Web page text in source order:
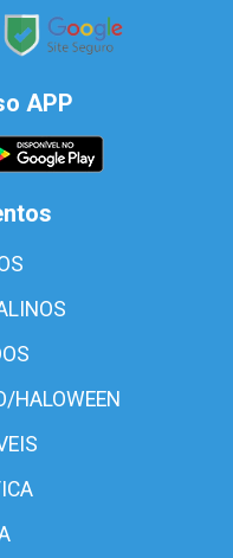
APP
HALOWEEN